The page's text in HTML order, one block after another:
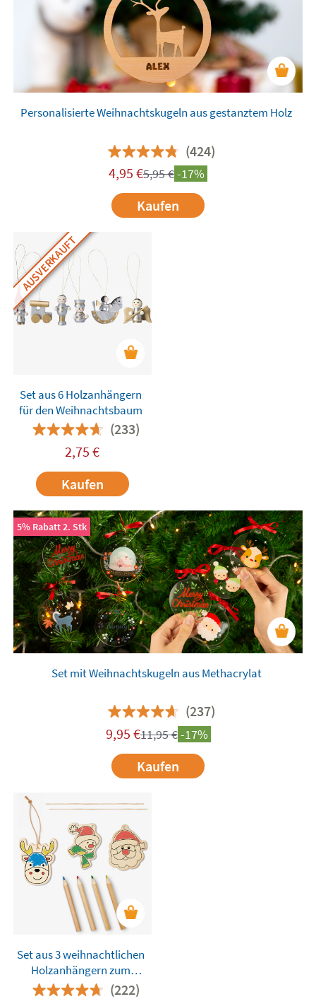
Personalisierte Weihnachtskugeln aus gestanztem Holz
(424)
4,95 €5,95€-17%
Kaufen
AUSVERKAUFT
Set aus 6 Holzanhängern
für den Weihnachtsbaum
(233)
2,75 €
Kaufen
5% Rabatt 2. Stk
Set mit Weihnachtskugeln aus Methacrylat
(237)
9,95 €11,95€-17%
Kaufen
Set aus 3 weihnachtlichen
Holzanhängern zum
Ausmalen (222)